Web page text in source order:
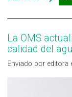
DE
La OMS
calidad del
Enviado por editora